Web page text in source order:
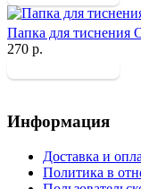
Папка для
270 р.
Информация
Доставка и
Политика в